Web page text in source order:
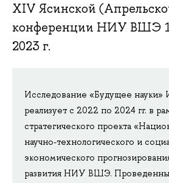
XIV Ясинской
конференции НИУ ВШЭ
2023 г.
Исследование «Будущее
реализует с 2022 по 2024 гг. в
стратегического проекта
научно-технологического и
экономического
развития НИУ ВШЭ.